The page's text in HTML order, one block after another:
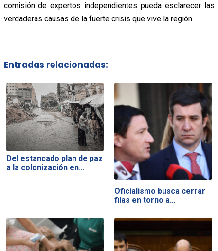
comisión de expertos independientes pueda esclarecer las
verdaderas causas de la fuerte crisis que vive la región.
Entradas relacionadas:
Del estancado plan de paz
a la colonización en…
Oficialismo busca cerrar
filas en torno a…